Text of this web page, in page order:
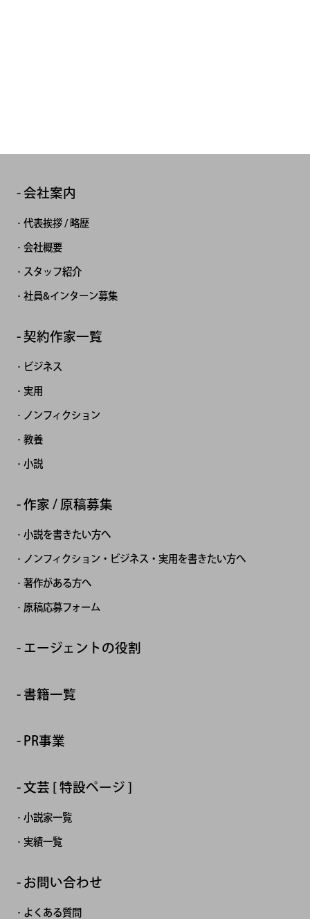
会社案内
代表挨拶 / 略歴
会社概要
スタッフ紹介
社員&インターン募集
契約作家一覧
ビジネス
実用
ノンフィクション
教養
小説
作家 / 原稿募集
小説を書きたい方へ
ノンフィクション・ビジネス・実用を書きたい方へ
著作がある方へ
原稿応募フォーム
エージェントの役割
書籍一覧
PR事業
文芸 [ 特設ページ ]
小説家一覧
実績一覧
お問い合わせ
よくある質問